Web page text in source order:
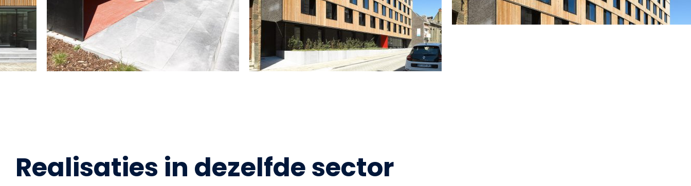
Realisaties in dezelfde sector